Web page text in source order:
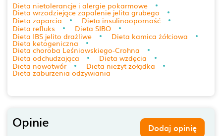
Dieta nietolerancje i alergie pokarmowe
Dieta wrzodziejące zapalenie jelita grubego
Dieta zaparcia
Dieta insulinooporność
Dieta refluks
Dieta SIBO
Dieta IBS jelito drażliwe
Dieta kamica żółciowa
Dieta ketogeniczna
Dieta choroba Leśniowskiego-Crohna
Dieta odchudzająca
Dieta wzdęcia
Dieta nowotwór
Dieta nieżyt żołądka
Dieta zaburzenia odżywiania
Opinie Dodaj opinię